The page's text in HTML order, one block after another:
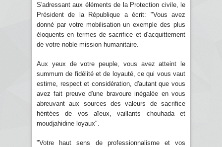
S'adressant aux éléments de la Protection civile, le
Président de la République a écrit: "Vous avez
donné par votre mobilisation un exemple des plus
éloquents en termes de sacrifice et d'acquittement
de votre noble mission humanitaire.
Aux yeux de votre peuple, vous avez atteint le
summum de fidélité et de loyauté, ce qui vous vaut
estime, respect et considération, d'autant que vous
avez fait preuve d'une bravoure inégalée en vous
abreuvant aux sources des valeurs de sacrifice
héritées de vos aïeux, vaillants chouhada et
moudjahidine loyaux".
"Votre haut sens de professionnalisme et vos